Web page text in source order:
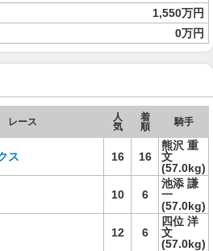
1,550万円
0万円
レース
人
気
着
順
騎手
ス 16 16
熊沢 重
文
(57.0kg)
10 6
池添 謙
一
(57.0kg)
12 6
四位 洋
文
(57.0kg)